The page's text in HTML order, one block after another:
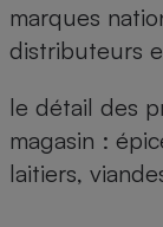
marques
distributeurs
le détail des
magasin :
laitiers,